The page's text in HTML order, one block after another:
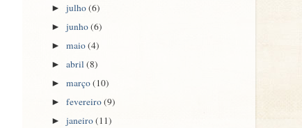
►julho(6)
►junho(6)
►maio(4)
►abril(8)
►março(10)
►fevereiro(9)
►janeiro(11)